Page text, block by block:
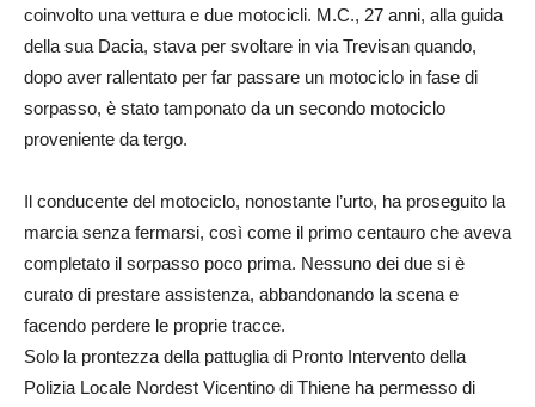
coinvolto una vettura e due motocicli. M.C., 27 anni, alla guida
della sua Dacia, stava per svoltare in via Trevisan quando,
dopo aver rallentato per far passare un motociclo in fase di
sorpasso, è stato tamponato da un secondo motociclo
proveniente da tergo.
Il conducente del motociclo, nonostante l’urto, ha proseguito la
marcia senza fermarsi, così come il primo centauro che aveva
completato il sorpasso poco prima. Nessuno dei due si è
curato di prestare assistenza, abbandonando la scena e
facendo perdere le proprie tracce.
Solo la prontezza della pattuglia di Pronto Intervento della
Polizia Locale Nordest Vicentino di Thiene ha permesso di